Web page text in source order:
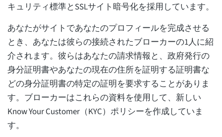
キュリティ標準とSSLサイト暗号化を採用しています。
あなたがサイトであなたのプロフィールを完成させる
とき、あなたは彼らの接続されたブローカーの1人に紹
介されます。彼らはあなたの請求情報と、政府発行の
身分証明書やあなたの現在の住所を証明する証明書な
どの身分証明書の特定の証明を要求することがありま
す。ブローカーはこれらの資料を使用して、新しい
Know Your Customer（KYC）ポリシーを作成していま
す。